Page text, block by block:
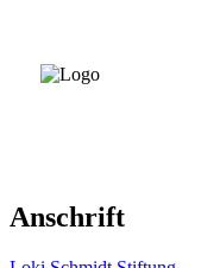
Anschrift